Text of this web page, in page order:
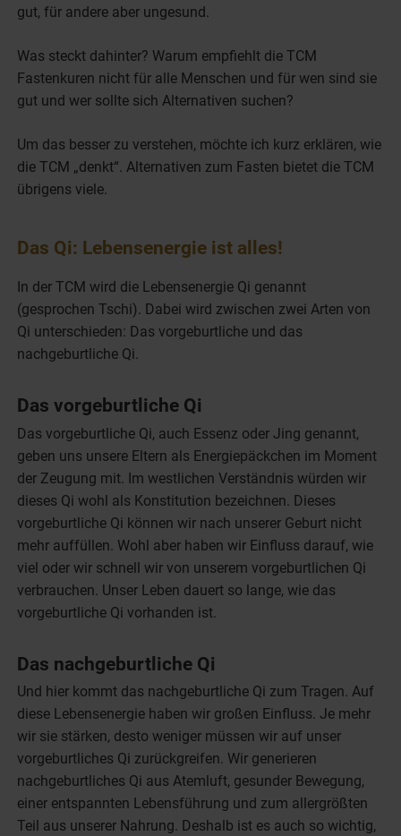
gut, für andere aber ungesund.
Was steckt dahinter? Warum empfiehlt die TCM
Fastenkuren nicht für alle Menschen und für wen sind sie
gut und wer sollte sich Alternativen suchen?
Um das besser zu verstehen, möchte ich kurz erklären, wie
die TCM „denkt“. Alternativen zum Fasten bietet die TCM
übrigens viele.
Das Qi: Lebensenergie ist alles!
In der TCM wird die Lebensenergie Qi genannt
(gesprochen Tschi). Dabei wird zwischen zwei Arten von
Qi unterschieden: Das vorgeburtliche und das
nachgeburtliche Qi.
Das vorgeburtliche Qi
Das vorgeburtliche Qi, auch Essenz oder Jing genannt,
geben uns unsere Eltern als Energiepäckchen im Moment
der Zeugung mit. Im westlichen Verständnis würden wir
dieses Qi wohl als Konstitution bezeichnen. Dieses
vorgeburtliche Qi können wir nach unserer Geburt nicht
mehr auffüllen. Wohl aber haben wir Einfluss darauf, wie
viel oder wir schnell wir von unserem vorgeburtlichen Qi
verbrauchen. Unser Leben dauert so lange, wie das
vorgeburtliche Qi vorhanden ist.
Das nachgeburtliche Qi
Und hier kommt das nachgeburtliche Qi zum Tragen. Auf
diese Lebensenergie haben wir großen Einfluss. Je mehr
wir sie stärken, desto weniger müssen wir auf unser
vorgeburtliches Qi zurückgreifen. Wir generieren
nachgeburtliches Qi aus Atemluft, gesunder Bewegung,
einer entspannten Lebensführung und zum allergrößten
Teil aus unserer Nahrung. Deshalb ist es auch so wichtig,